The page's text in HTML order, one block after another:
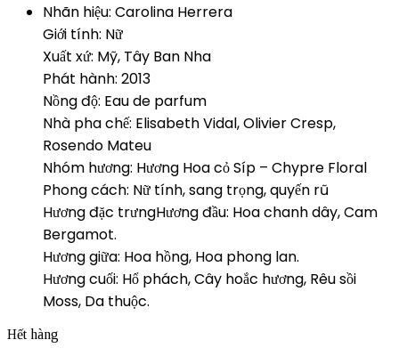
Nhãn hiệu: Carolina Herrera
Giới tính: Nữ
Xuất xứ: Mỹ, Tây Ban Nha
Phát hành: 2013
Nồng độ: Eau de parfum
Nhà pha chế: Elisabeth Vidal, Olivier Cresp,
Rosendo Mateu
Nhóm hương: Hương Hoa cỏ Síp – Chypre Floral
Phong cách: Nữ tính, sang trọng, quyến rũ
Hương đặc trưngHương đầu: Hoa chanh dây, Cam
Bergamot.
Hương giữa: Hoa hồng, Hoa phong lan.
Hương cuối: Hổ phách, Cây hoắc hương, Rêu sồi
Moss, Da thuộc.
Hết hàng